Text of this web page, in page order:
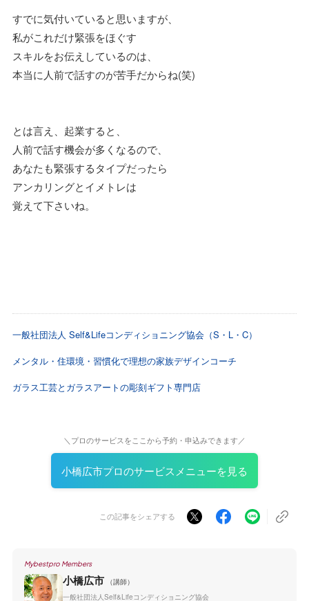
すでに気付いていると思いますが、
私がこれだけ緊張をほぐす
スキルをお伝えしているのは、
本当に人前で話すのが苦手だからね(笑)
とは言え、起業すると、
人前で話す機会が多くなるので、
あなたも緊張するタイプだったら
アンカリングとイメトレは
覚えて下さいね。
一般社団法人 Self&Lifeコンディショニング協会（S・L・C）
メンタル・住環境・習慣化で理想の家族デザインコーチ
ガラス工芸とガラスアートの彫刻ギフト専門店
＼プロのサービスをここから予約・申込みできます／
小橋広市プロのサービスメニューを見る
この記事をシェアする
Mybestpro Members
小橋広市
（講師）
一般社団法人Self&Lifeコンディショニング協会